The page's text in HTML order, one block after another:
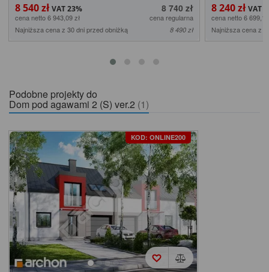
8 540 zł 8 740 zł
cena netto 6 943,09 zł
cena regularna
Najniższa cena z 30 dni przed obniżką
8 490 zł
8 240 zł
cena netto 6
Najniższa cena z
Podobne projekty do
Dom pod agawami 2 (S) ver.2 (1)
KOD: ONLINE200